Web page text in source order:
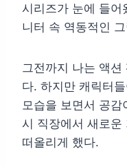
시리즈가 눈에 들어
니터 속 역동적인
그전까지 나는 액
다. 하지만 캐릭터
모습을 보면서 공
시 직장에서 새로운
떠올리게 했다.